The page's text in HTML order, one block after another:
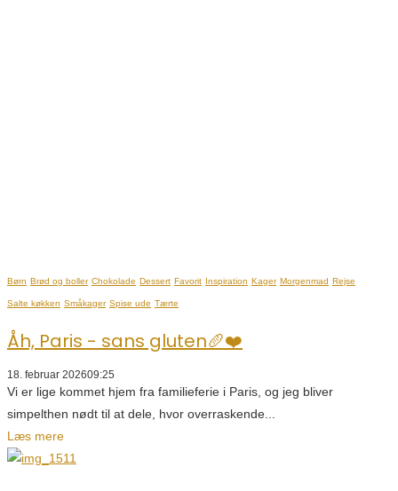
Børn Brød og boller Chokolade Dessert Favorit Inspiration Kager Morgenmad Rejse
Salte køkken Småkager Spise ude Tærte
Åh, Paris - sans gluten🥖❤️
18. februar 202609:25
Vi er lige kommet hjem fra familieferie i Paris, og jeg bliver
simpelthen nødt til at dele, hvor overraskende...
Læs mere